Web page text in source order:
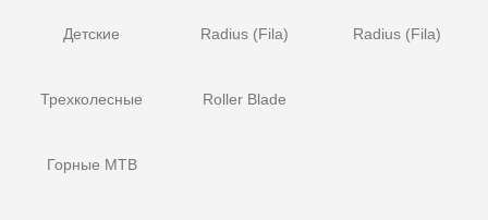
Детские
Трехколесные
Горные MTB
Radius (Fila)
Roller Blade
Radius (Fila)